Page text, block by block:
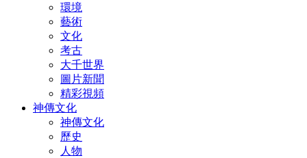
環境
藝術
文化
考古
大千世界
圖片新聞
精彩視頻
神傳文化
神傳文化
歷史
人物